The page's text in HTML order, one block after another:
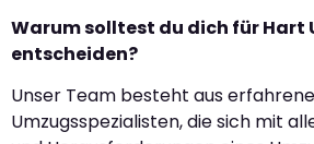
Warum solltest du dich für Hart
entscheiden?
Unser Team besteht aus
Umzugsspezialisten, die sich mit